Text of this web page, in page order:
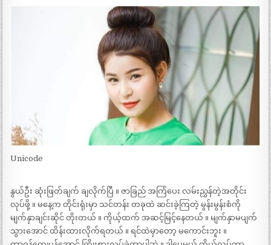
Unicode
နွယ်ဦး ဆုံးဖြတ်ချက် ချလိုက်ပြီ ။ ဇာခြည် အကြံပေး လမ်းညွှန်တဲ့အတိုင်း
လုပ်ဖို့ ။ မနေ့က တိုင်းရုံးမှာ သင်တန်း တခုထဲ ဆင်းခဲ့ကြတဲ့ မွန်းမွန်းစံကို
မျက်နှာချင်းဆိုင် တိုးတယ် ။ ကိုယ့်ထက် အဆင့်မြင့်နေတယ် ။ မျက်နှာမပျက်
သွားအောင် ထိန်းထားလိုက်ရတယ် ။ ရင်ထဲမှာတော့ မကောင်းဘူး ။